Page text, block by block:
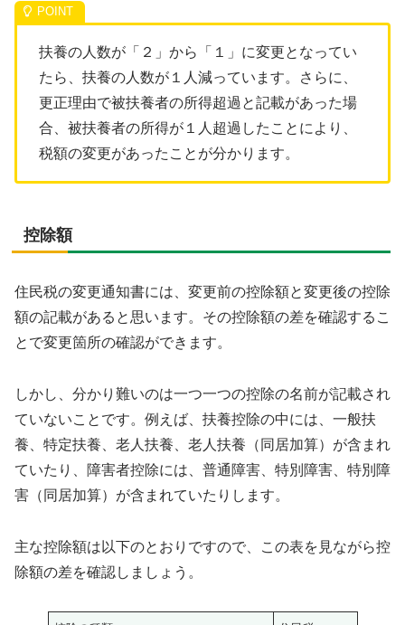
扶養の人数が「２」から「１」に変更となってい
たら、扶養の人数が１人減っています。さらに、
更正理由で被扶養者の所得超過と記載があった場
合、被扶養者の所得が１人超過したことにより、
税額の変更があったことが分かります。
控除額
住民税の変更通知書には、変更前の控除額と変更後の控除
額の記載があると思います。その控除額の差を確認するこ
とで変更箇所の確認ができます。
しかし、分かり難いのは一つ一つの控除の名前が記載され
ていないことです。例えば、扶養控除の中には、一般扶
養、特定扶養、老人扶養、老人扶養（同居加算）が含まれ
ていたり、障害者控除には、普通障害、特別障害、特別障
害（同居加算）が含まれていたりします。
主な控除額は以下のとおりですので、この表を見ながら控
除額の差を確認しましょう。